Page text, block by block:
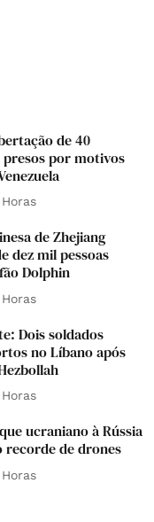
de 40
por motivos
de Zhejiang
dez mil pessoas
Dolphin
Dois soldados
no Líbano após
ucraniano à Rússia
recorde de drones